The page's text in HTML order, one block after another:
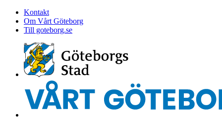
Kontakt
Om Vårt Göteborg
Till goteborg.se